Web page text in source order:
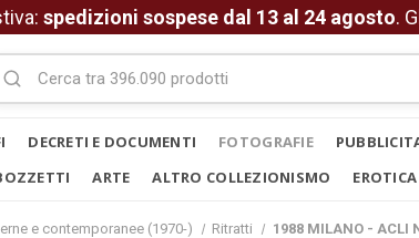
spedizioni sospese dal 13 al 24 agosto.
DECRETI E DOCUMENTI FOTOGRAFIE
ARTE ALTRO COLLEZIONISMO EROTICA
e contemporanee (1970-) Ritratti 1988 MILANO -